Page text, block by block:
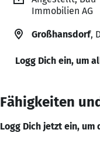
Immobilien AG
Großhansdorf,
Logg Dich ein, um
Fähigkeiten
Logg Dich jetzt ein, um